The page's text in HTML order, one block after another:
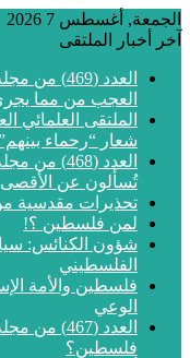
الجمعة, أغسطس 7 2026
آخر أخبار الملتقى
العدد
العجب من مما
الملتقى العلمائي
شعار “رحماء
العدد
تُسألون عن الأقصى
تحذيرات مقدسية
لمن فلسطين ؟!
شؤون الكنائس:
الفلسطيني
فلسطين والأمة
الوعي
العدد
فلسطين؟